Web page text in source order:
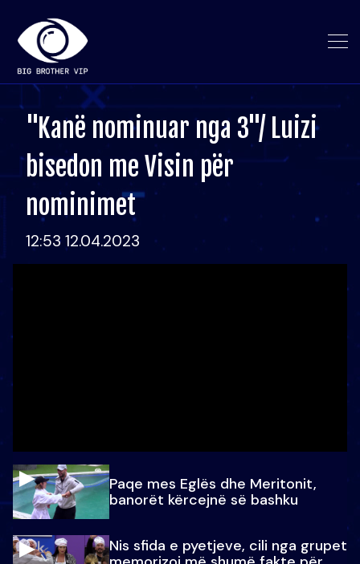
"Kanë nominuar nga 3"/ Luizi
bisedon me Visin për
nominimet
12:53 12.04.2023
Paqe mes Eglës dhe Meritonit,
banorët kërcejnë së bashku
Nis sfida e pyetjeve, cili nga grupet